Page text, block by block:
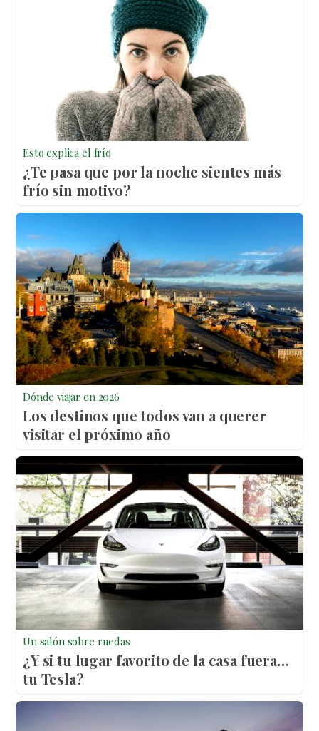
Esto explica el frío
¿Te pasa que por la noche sientes más
frío sin motivo?
Dónde viajar en 2026
Los destinos que todos van a querer
visitar el próximo año
Un salón sobre ruedas
¿Y si tu lugar favorito de la casa fuera…
tu Tesla?